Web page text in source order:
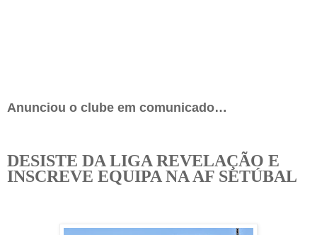
Anunciou o clube em comunicado…
DESISTE DA LIGA REVELAÇÃO E
INSCREVE EQUIPA NA AF SETÚBAL